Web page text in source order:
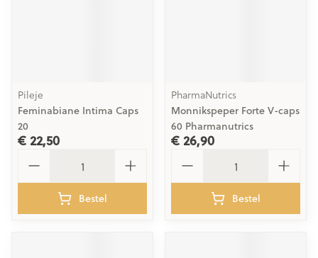
Pileje
Feminabiane Intima Caps
20
€ 22,50
Bestel
PharmaNutrics
Monnikspeper Forte V-caps
60 Pharmanutrics
€ 26,90
Bestel